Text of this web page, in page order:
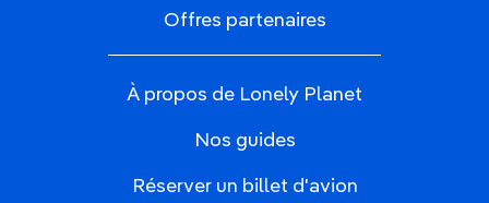
Offres partenaires
À propos de Lonely Planet
Nos guides
Réserver un billet d'avion